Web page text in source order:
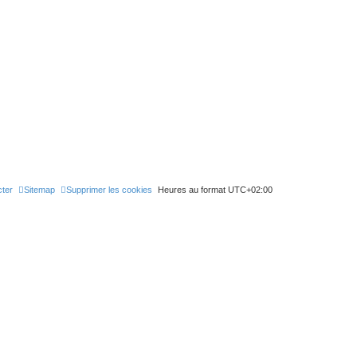
Heures au format UTC+02:00
Supprimer les cookies
Sitemap